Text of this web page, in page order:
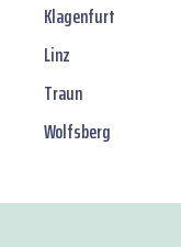
Klagenfurt
Linz
Traun
Wolfsberg